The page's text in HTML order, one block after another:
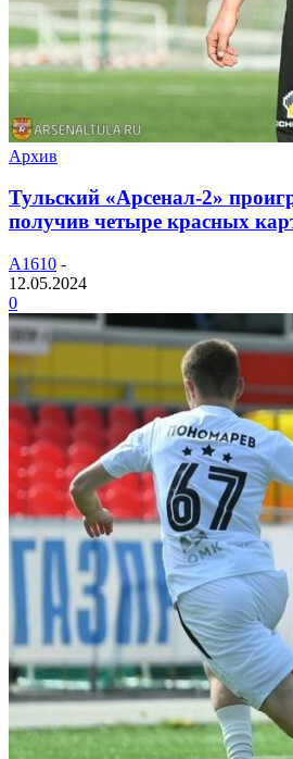
Архив
Тульский «Арсенал-2»
получив четыре красных
A1610 -
12.05.2024
0